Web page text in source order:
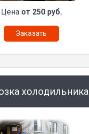
Цена от 250 руб.
Заказать
холодильника